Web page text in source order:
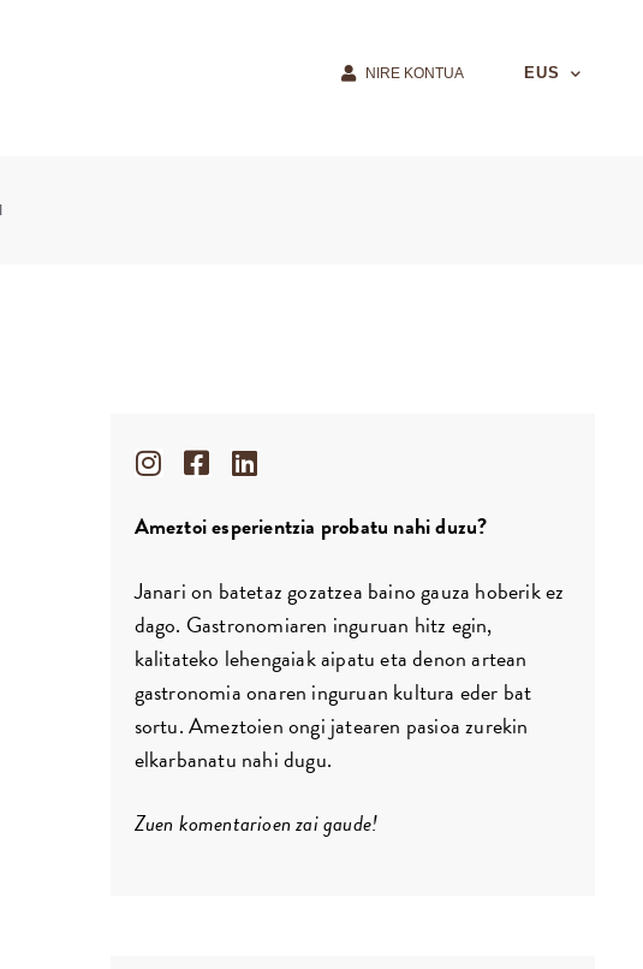
NIRE KONTUA EUS
Ameztoi esperientzia probatu nahi duzu?
Janari on batetaz gozatzea baino gauza hoberik ez
dago. Gastronomiaren inguruan hitz egin,
kalitateko lehengaiak aipatu eta denon artean
gastronomia onaren inguruan kultura eder bat
sortu. Ameztoien ongi jatearen pasioa zurekin
elkarbanatu nahi dugu.
Zuen komentarioen zai gaude!